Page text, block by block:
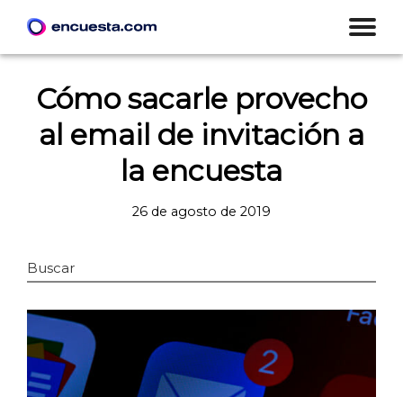
Cómo sacarle provecho
al email de invitación a
la encuesta
26 de agosto de 2019
Buscar